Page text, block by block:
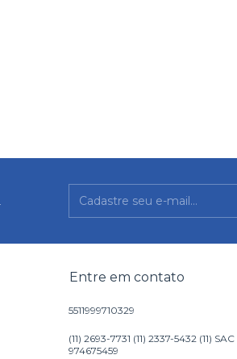
Entre em contato
5511999710329
(11) 2693-7731 (11) 2337-5432 (11) SAC
974675459